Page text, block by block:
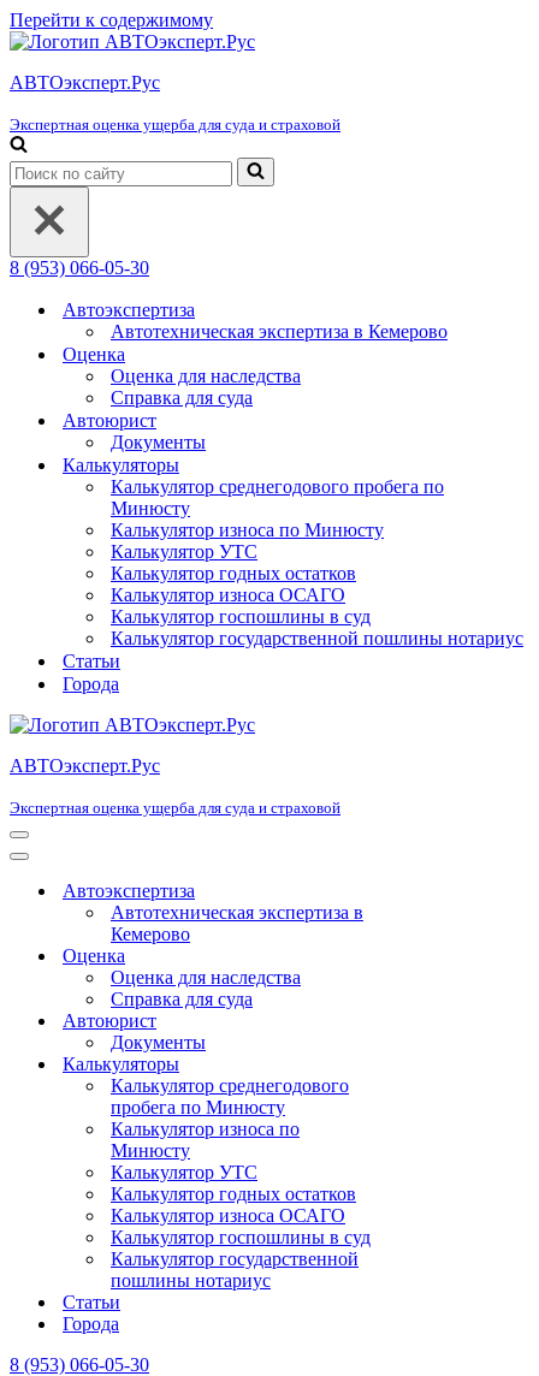
Перейти к содержимому
АВТОэксперт.Рус
Экспертная оценка ущерба для суда и страховой
Искать...
8 (953) 066-05-30
Автоэкспертиза
Автотехническая экспертиза в Кемерово
Оценка
Оценка для наследства
Справка для суда
Автоюрист
Документы
Калькуляторы
Калькулятор среднегодового пробега по
Минюсту
Калькулятор износа по Минюсту
Калькулятор УТС
Калькулятор годных остатков
Калькулятор износа ОСАГО
Калькулятор госпошлины в суд
Калькулятор государственной пошлины нотариус
Статьи
Города
АВТОэксперт.Рус
Экспертная оценка ущерба для суда и страховой
Меню
навигации
Меню
навигацииАвтоэкспертиза
Автотехническая экспертиза в
Кемерово
Оценка
Оценка для наследства
Справка для суда
Автоюрист
Документы
Калькуляторы
Калькулятор среднегодового
пробега по Минюсту
Калькулятор износа по
Минюсту
Калькулятор УТС
Калькулятор годных остатков
Калькулятор износа ОСАГО
Калькулятор госпошлины в суд
Калькулятор государственной
пошлины нотариус
Статьи
Города
8 (953) 066-05-30